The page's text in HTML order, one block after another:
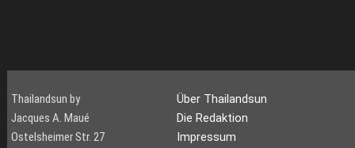
Thailandsun by
Jacques A. Maué
Ostelsheimer Str. 27
Über Thailandsun
Die Redaktion
Impressum